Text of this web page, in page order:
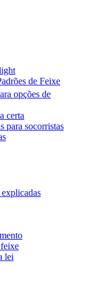
de Feixe
opções de
certa
para socorristas
lei